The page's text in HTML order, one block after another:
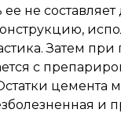
не
Затем
с
цемента
и